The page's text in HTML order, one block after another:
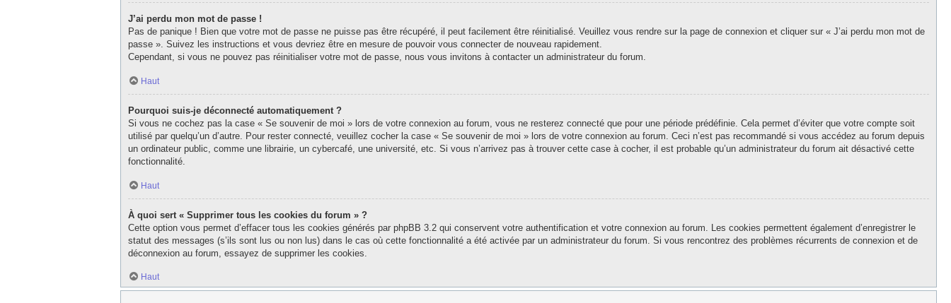
J’ai perdu mon mot de passe !
Pas de panique ! Bien que votre mot de passe ne puisse pas être récupéré, il peut facilement être réinitialisé. Veuillez vous rendre sur la page de connexion et cliquer sur « J’ai perdu mon mot de
passe ». Suivez les instructions et vous devriez être en mesure de pouvoir vous connecter de nouveau rapidement.
Cependant, si vous ne pouvez pas réinitialiser votre mot de passe, nous vous invitons à contacter un administrateur du forum.
Haut
Pourquoi suis-je déconnecté automatiquement ?
Si vous ne cochez pas la case « Se souvenir de moi » lors de votre connexion au forum, vous ne resterez connecté que pour une période prédéfinie. Cela permet d’éviter que votre compte soit
utilisé par quelqu’un d’autre. Pour rester connecté, veuillez cocher la case « Se souvenir de moi » lors de votre connexion au forum. Ceci n’est pas recommandé si vous accédez au forum depuis
un ordinateur public, comme une librairie, un cybercafé, une université, etc. Si vous n’arrivez pas à trouver cette case à cocher, il est probable qu’un administrateur du forum ait désactivé cette
fonctionnalité.
Haut
À quoi sert « Supprimer tous les cookies du forum » ?
Cette option vous permet d’effacer tous les cookies générés par phpBB 3.2 qui conservent votre authentification et votre connexion au forum. Les cookies permettent également d’enregistrer le
statut des messages (s’ils sont lus ou non lus) dans le cas où cette fonctionnalité a été activée par un administrateur du forum. Si vous rencontrez des problèmes récurrents de connexion et de
déconnexion au forum, essayez de supprimer les cookies.
Haut